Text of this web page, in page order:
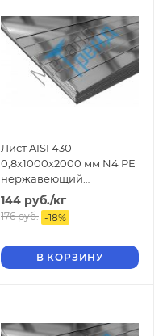
Лист AISI 430
0,8x1000x2000 мм N4 РЕ
нержавеющий
шлифованный
144 руб./кг
176руб. -18%
В КОРЗИНУ